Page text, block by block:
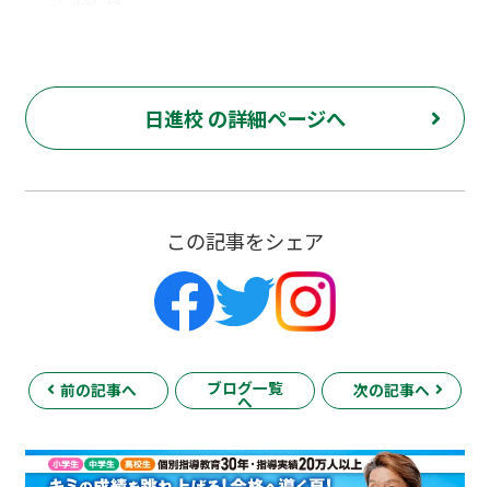
日進校 の詳細ページへ
この記事をシェア
前の記事へ ブログ一覧
へ
次の記事へ